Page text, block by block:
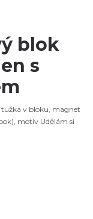
blok
s
v bloku, magnet
motiv Udělám si